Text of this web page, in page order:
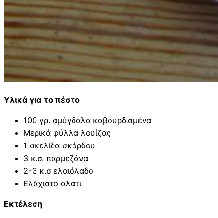
Υλικά για το πέστο
100 γρ. αμύγδαλα καβουρδισμένα
Μερικά φύλλα λουίζας
1 σκελίδα σκόρδου
3 κ.σ. παρμεζάνα
2-3 κ.σ ελαιόλαδο
Ελάχιστο αλάτι
Εκτέλεση